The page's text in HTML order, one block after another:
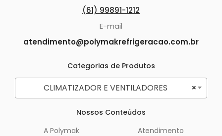
(61) 99891-1212
E-mail
atendimento@polymakrefrigeracao.com.br
Categorias de Produtos
×
CLIMATIZADOR E VENTILADORES
Nossos Conteúdos
A Polymak
Atendimento